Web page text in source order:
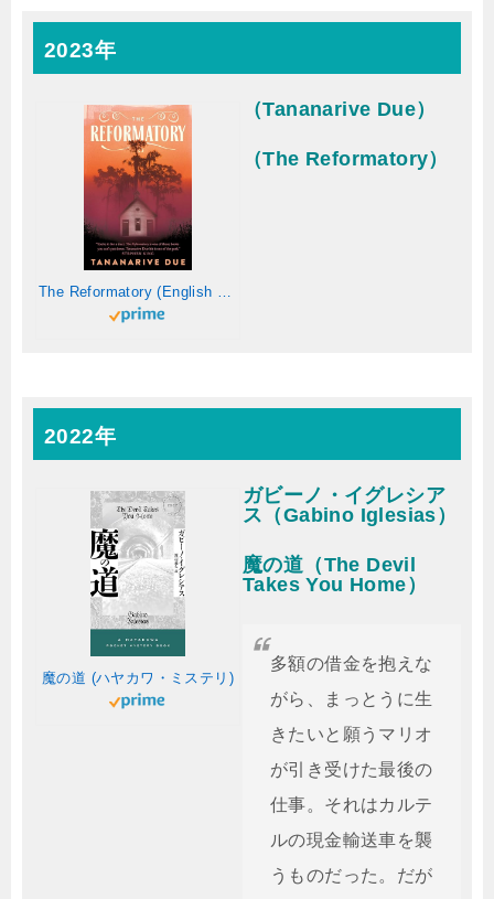
2023年
The Reformatory (English Edition)
（Tananarive Due）
（The Reformatory）
2022年
魔の道 (ハヤカワ・ミステリ)
ガビーノ・イグレシア
ス（Gabino Iglesias）
魔の道（The Devil
Takes You Home）
多額の借金を抱えな
がら、まっとうに生
きたいと願うマリオ
が引き受けた最後の
仕事。それはカルテ
ルの現金輸送車を襲
うものだった。だが